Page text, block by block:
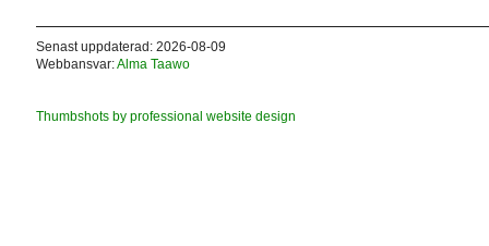
Senast uppdaterad: 2026-08-09
Webbansvar:Alma Taawo
Thumbshots by professional website design